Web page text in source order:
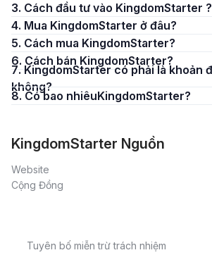
3. Cách đầu tư vào KingdomStarter ?
4. Mua KingdomStarter ở đâu?
5. Cách mua KingdomStarter?
6. Cách bán KingdomStarter?
7. KingdomStarter có phải là khoản đầu tư tốt
không?
8. Có bao nhiêuKingdomStarter?
KingdomStarter Nguồn
Website
Cộng Đồng
Tuyên bố miễn trừ trách nhiệm